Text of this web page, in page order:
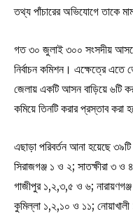
তথ্য পাঁচারের অভিযোগে তাকে
গত ৩০ জুলাই ৩০০ সংসদীয়
নির্বাচন কমিশন। এক্ষেত্রে এতে
জেলায় একটি আসন বাড়িয়ে ৬টি
কমিয়ে তিনটি করার প্রস্তাব করা
এছাড়া পরিবর্তন আনা হয়েছে
সিরাজগঞ্জ ১ ও ২; সাতক্ষীরা ৩
গাজীপুর ১,২,৩,৫ ও ৬;
কুমিল্লা ১,২,১০ ও ১১;